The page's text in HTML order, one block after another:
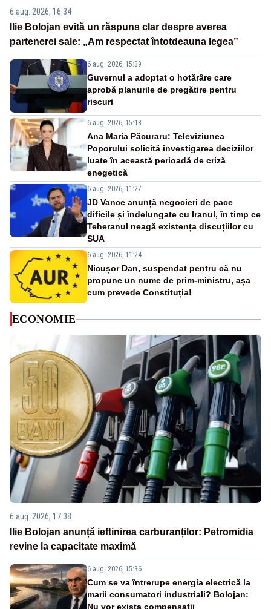
6 aug. 2026, 16:34
Ilie Bolojan evită un răspuns clar despre averea
partenerei sale: „Am respectat întotdeauna legea”
6 aug. 2026, 15:39
Guvernul a adoptat o hotărâre care
aprobă planurile de pregătire pentru
riscuri
6 aug. 2026, 15:18
Ana Maria Păcuraru: Televiziunea
Poporului solicită investigarea deciziilor
luate în această perioadă de criză
enegetică
6 aug. 2026, 11:27
JD Vance anunță negocieri de pace
dificile și îndelungate cu Iranul, în timp ce
Teheranul neagă existența discuțiilor cu
SUA
6 aug. 2026, 11:24
Nicușor Dan, suspendat pentru că nu
propune un nume de prim-ministru, așa
cum prevede Constituția!
ECONOMIE
6 aug. 2026, 17:38
Ilie Bolojan anunță ieftinirea carburanților: Petromidia
revine la capacitate maximă
6 aug. 2026, 15:36
Cum se va întrerupe energia electrică la
marii consumatori industriali? Bolojan:
Nu vor exista compensații